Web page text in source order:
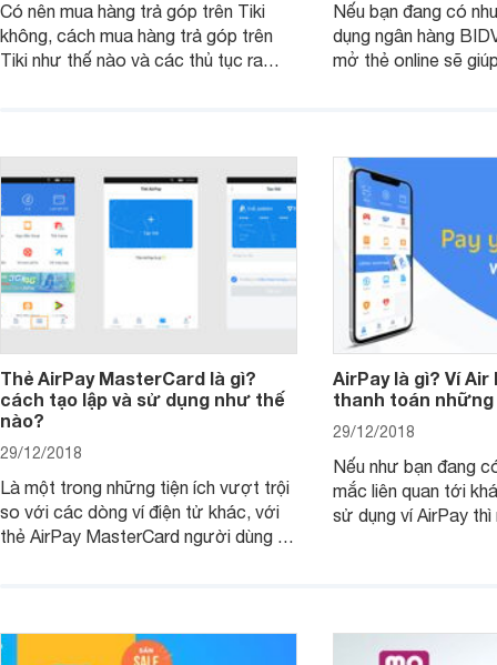
Có nên mua hàng trả góp trên Tiki
không, cách mua hàng trả góp trên
Tiki như thế nào và các thủ tục ra
Nếu bạn đang có
dụng ngân hàng
mở thẻ online sẽ
Thẻ AirPay MasterCard là gì?
cách tạo lập và sử dụng như thế
nào?
29/12/2018
Là một trong những tiện ích vượt trội
so với các dòng ví điện tử khác, với
thẻ AirPay MasterCard người dùng sẽ
AirPay là gì? Ví Air
thanh toán những
29/12/2018
Nếu như bạn đang
mắc liên quan tới
sử dụng ví AirPay